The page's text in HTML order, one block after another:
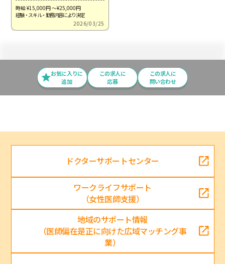
時給 ¥15,000円～¥25,000円
経験・スキル・勤務内容により決定
2026/03/25
お気に入りに
追加
この求⼈に
応募
この求人に
問い合わせ
ドクターサポートセンター
ワークライフサポート
（女性医師支援）
地域のサポート情報
（医師偏在是正に向けた広域マッチング事
業）